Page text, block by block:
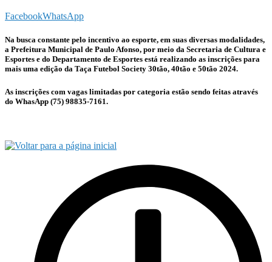
FacebookWhatsApp
Na busca constante pelo incentivo ao esporte, em suas diversas modalidades,
a Prefeitura Municipal de Paulo Afonso, por meio da Secretaria de Cultura e
Esportes e do Departamento de Esportes está realizando as inscrições para
mais uma edição da Taça Futebol Society 30tão, 40tão e 50tão 2024.
As inscrições com vagas limitadas por categoria estão sendo feitas através
do WhasApp (75) 98835-7161.